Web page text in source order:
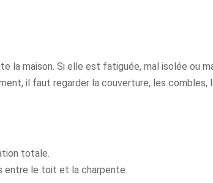
la maison. Si elle est fatiguée, mal isolée ou
il faut regarder la couverture, les combles,
totale.
entre le toit et la charpente.